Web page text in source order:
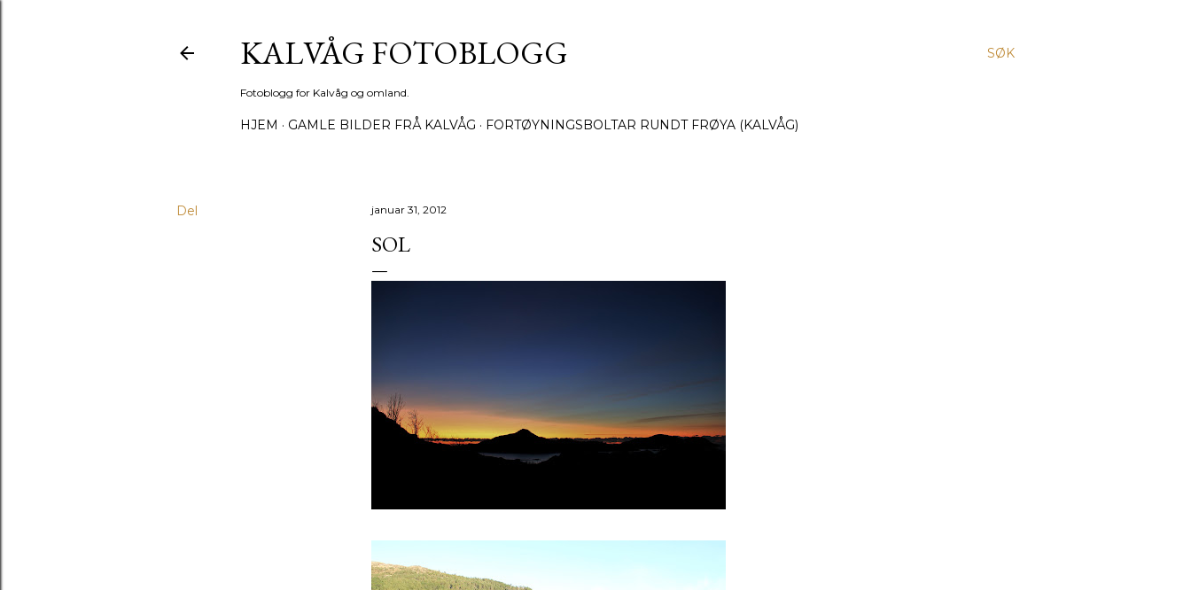
SØK
KALVÅG FOTOBLOGG
Fotoblogg for Kalvåg og omland.
HJEM GAMLE BILDER FRÅ KALVÅG FORTØYNINGSBOLTAR RUNDT FRØYA (KALVÅG)
Del januar 31, 2012
SOL